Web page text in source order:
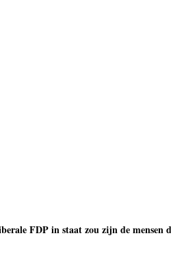
FDP in staat zou zijn de